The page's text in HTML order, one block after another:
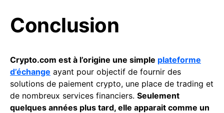
Conclusion
Crypto.com est à l’origine une simple plateforme
d’échange ayant pour objectif de fournir des
solutions de paiement crypto, une place de trading et
de nombreux services financiers. Seulement
quelques années plus tard, elle apparait comme un